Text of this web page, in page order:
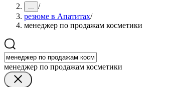
... /
резюме в Апатитах/
менеджер по продажам косметики
менеджер по продажам косметики